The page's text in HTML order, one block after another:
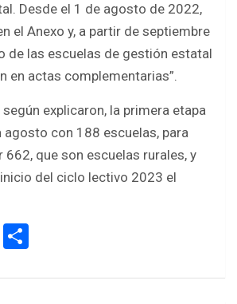
Desde el 1 de agosto de 2022,
el Anexo y, a partir de septiembre
de las escuelas de gestión estatal
en actas complementarias”.
explicaron, la primera etapa
agosto con 188 escuelas, para
662, que son escuelas rurales, y
del ciclo lectivo 2023 el
W
ar